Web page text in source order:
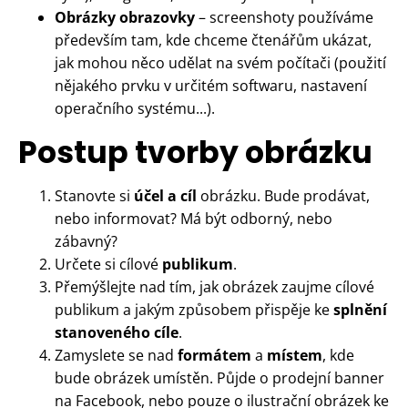
Obrázky obrazovky– screenshoty používáme
především tam, kde chceme čtenářům ukázat,
jak mohou něco udělat na svém počítači (použití
nějakého prvku v určitém softwaru, nastavení
operačního systému...).
Postup tvorby obrázku
Stanovte si účel a cíl obrázku. Bude prodávat,
nebo informovat? Má být odborný, nebo
zábavný?
Určete si cílové publikum.
Přemýšlejte nad tím, jak obrázek zaujme cílové
publikum a jakým způsobem přispěje kesplnění
stanoveného cíle.
Zamyslete se nad formátem a místem, kde
bude obrázek umístěn. Půjde o prodejní banner
na Facebook, nebo pouze o ilustrační obrázek ke